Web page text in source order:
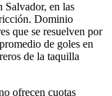
Salvador, en las
Dominio
que se resuelven por
de goles en
de la taquilla
ofrecen cuotas